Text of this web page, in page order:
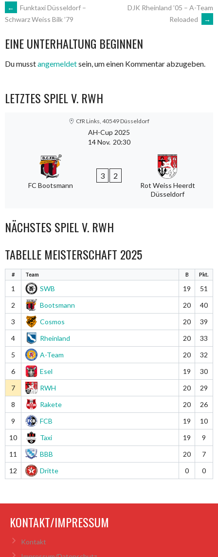
ARTIKEL-
NAVIGATION
←
Funktaxi Düsseldorf –
Schwarz Weiss Bilk ’79
DJK Rheinland ’05 – A-Team
Reloaded
→
EINE UNTERHALTUNG BEGINNEN
Du musstangemeldetsein, um einen Kommentar abzugeben.
LETZTES SPIEL V. RWH
CfR Links, 40549 Düsseldorf
AH-Cup 2025
14 Nov. 20:30
FC Bootsmann
3 2
Rot Weiss Heerdt
Düsseldorf
NÄCHSTES SPIEL V. RWH
TABELLE MEISTERSCHAFT 2025
# Team B Pkt.
1 SWB 19
51
2
Bootsmann 20
40
3
Cosmos 20
39
4
Rheinland 20
33
5
A-Team 20
32
6
Esel 19
30
7
RWH 20
29
8
Rakete 20
26
9
FCB 19
10
10
Taxi 19
9
11
BBB 20
7
12
Dritte 0 0
KONTAKT/IMPRESSUM
Kontakt